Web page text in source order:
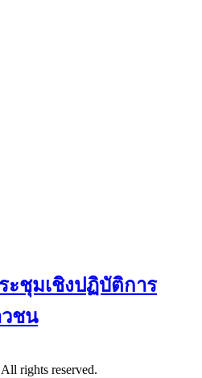
ะชุมเชิงปฏิบัติการ
ชน
rights reserved.